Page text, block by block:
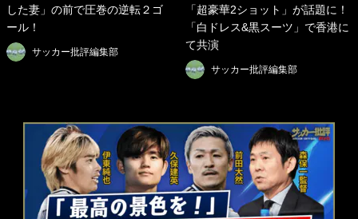
した妻」の前で圧巻の逆転２ゴ
ール！
サッカー批評編集部
「超豪華2ショット」が話題に！
「白ドレス&黒スーツ」で香港に
て共演
サッカー批評編集部